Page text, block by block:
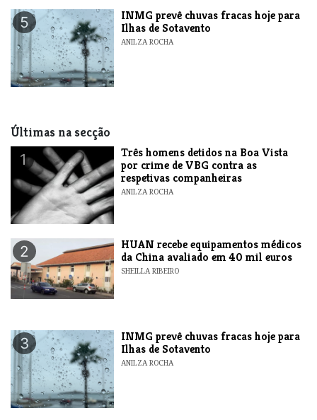
5
INMG prevê chuvas fracas hoje para
Ilhas de Sotavento
ANILZA ROCHA
Últimas na secção
1
Três homens detidos na Boa Vista
por crime de VBG contra as
respetivas companheiras
ANILZA ROCHA
2
HUAN recebe equipamentos médicos
da China avaliado em 40 mil euros
SHEILLA RIBEIRO
3
INMG prevê chuvas fracas hoje para
Ilhas de Sotavento
ANILZA ROCHA